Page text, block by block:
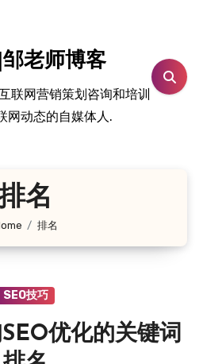
老师博客
联网营销策划咨询和培训
网动态的自媒体人.
名
排名
SEO技巧
优化的关键词